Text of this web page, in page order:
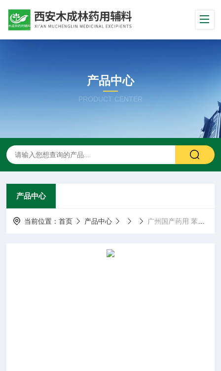
产品中心
PRODUCT CENTER
产品中心
当前位置：首页 产品中心 广州国产药用 苯甲酸零售价